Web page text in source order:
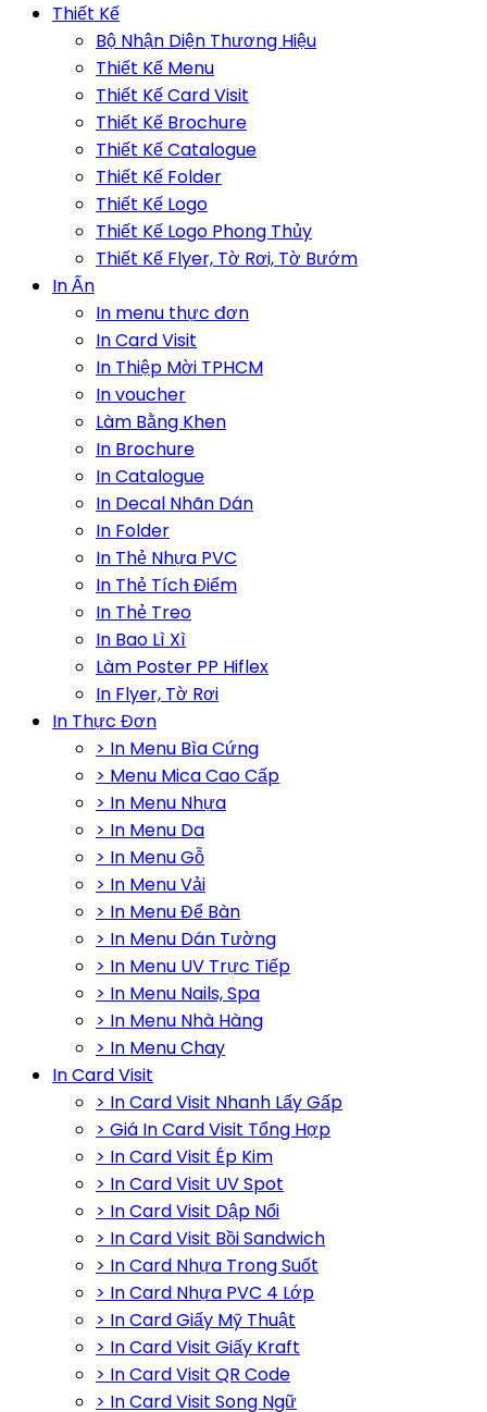
Thiết Kế
Bộ Nhận Diện Thương Hiệu
Thiết Kế Menu
Thiết Kế Card Visit
Thiết Kế Brochure
Thiết Kế Catalogue
Thiết Kế Folder
Thiết Kế Logo
Thiết Kế Logo Phong Thủy
Thiết Kế Flyer, Tờ Rơi, Tờ Bướm
In Ấn
In menu thực đơn
In Card Visit
In Thiệp Mời TPHCM
In voucher
Làm Bằng Khen
In Brochure
In Catalogue
In Decal Nhãn Dán
In Folder
In Thẻ Nhựa PVC
In Thẻ Tích Điểm
In Thẻ Treo
In Bao Lì Xì
Làm Poster PP Hiflex
In Flyer, Tờ Rơi
In Thực Đơn
> In Menu Bìa Cứng
> Menu Mica Cao Cấp
> In Menu Nhựa
> In Menu Da
> In Menu Gỗ
> In Menu Vải
> In Menu Để Bàn
> In Menu Dán Tường
> In Menu UV Trực Tiếp
> In Menu Nails, Spa
> In Menu Nhà Hàng
> In Menu Chay
In Card Visit
> In Card Visit Nhanh Lấy Gấp
> Giá In Card Visit Tổng Hợp
> In Card Visit Ép Kim
> In Card Visit UV Spot
> In Card Visit Dập Nổi
> In Card Visit Bồi Sandwich
> In Card Nhựa Trong Suốt
> In Card Nhựa PVC 4 Lớp
> In Card Giấy Mỹ Thuật
> In Card Visit Giấy Kraft
> In Card Visit QR Code
> In Card Visit Song Ngữ